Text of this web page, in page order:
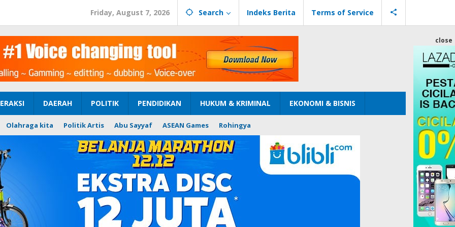
Friday, August 7, 2026 Search Indeks Berita Terms of Service
DAERAH POLITIK PENDIDIKAN HUKUM & KRIMINAL EKONOMI & BISNIS
Olahraga kita Politik Artis Abu Sayyaf ASEAN Games Rohingya
close